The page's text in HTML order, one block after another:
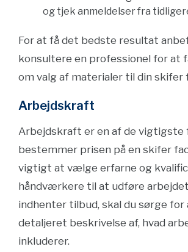
og tjek anmeldelser fra
For at få det bedste resultat
konsultere en professionel for at
om valg af materialer til din skifer
Arbejdskraft
Arbejdskraft er en af de vigtigste
bestemmer prisen på en skifer
vigtigt at vælge erfarne og
håndværkere til at udføre
indhenter tilbud, skal du sørge for
detaljeret beskrivelse af, hvad
inkluderer.